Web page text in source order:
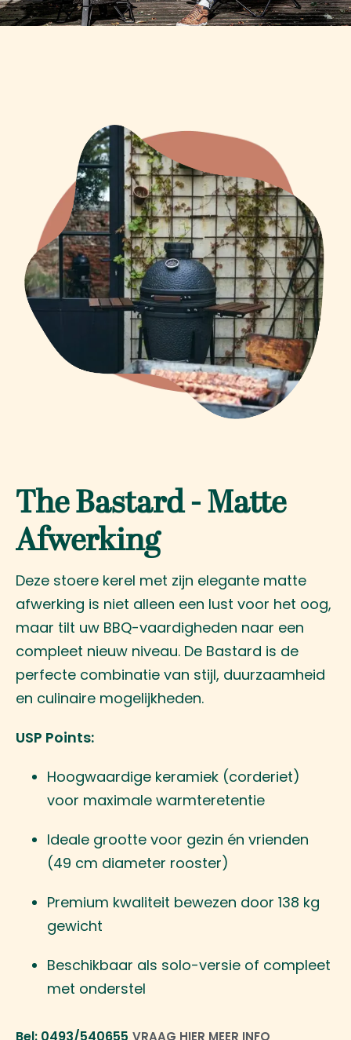
The Bastard - Matte
Afwerking
Deze stoere kerel met zijn elegante matte
afwerking is niet alleen een lust voor het oog,
maar tilt uw BBQ-vaardigheden naar een
compleet nieuw niveau. De Bastard is de
perfecte combinatie van stijl, duurzaamheid
en culinaire mogelijkheden.
USP Points:
Hoogwaardige keramiek (corderiet)
voor maximale warmteretentie
Ideale grootte voor gezin én vrienden
(49 cm diameter rooster)
Premium kwaliteit bewezen door 138 kg
gewicht
Beschikbaar als solo-versie of compleet
met onderstel
Bel: 0493/540655 VRAAG HIER MEER INFO